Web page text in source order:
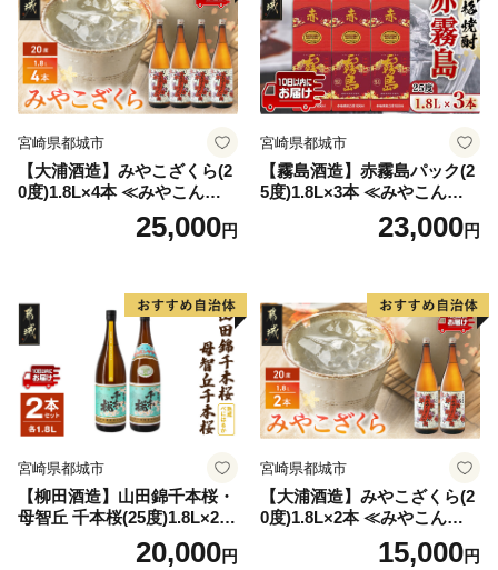
宮崎県都城市
【大浦酒造】みやこざくら(2
0度)1.8L×4本 ≪みやこんじょ
特急便≫_AD-077125,000円
宮崎県都城市
【霧島酒造】赤霧島パック(2
5度)1.8L×3本 ≪みやこんじょ
特急便≫_23-07-K03P-1800-3
23,000円
宮崎県都城市
【柳田酒造】山田錦千本桜・
母智丘 千本桜(25度)1.8L×2本
≪みやこんじょ特急便≫_AC
20,000円
宮崎県都城市
【大浦酒造】みやこざくら(2
0度)1.8L×2本 ≪みやこんじょ
特急便≫_MJ-077115,000円